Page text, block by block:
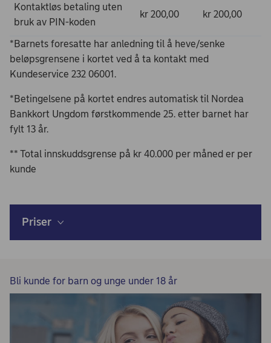
Kontaktløs betaling uten
bruk av PIN-koden
kr 200,00 kr 200,00
*Barnets foresatte har anledning til å heve/senke
beløpsgrensene i kortet ved å ta kontakt med
Kundeservice 232 06001.
*Betingelsene på kortet endres automatisk til Nordea
Bankkort Ungdom førstkommende 25. etter barnet har
fylt 13 år.
** Total innskuddsgrense på kr 40.000 per måned er per
kunde
Priser
Bli kunde for barn og unge under 18 år